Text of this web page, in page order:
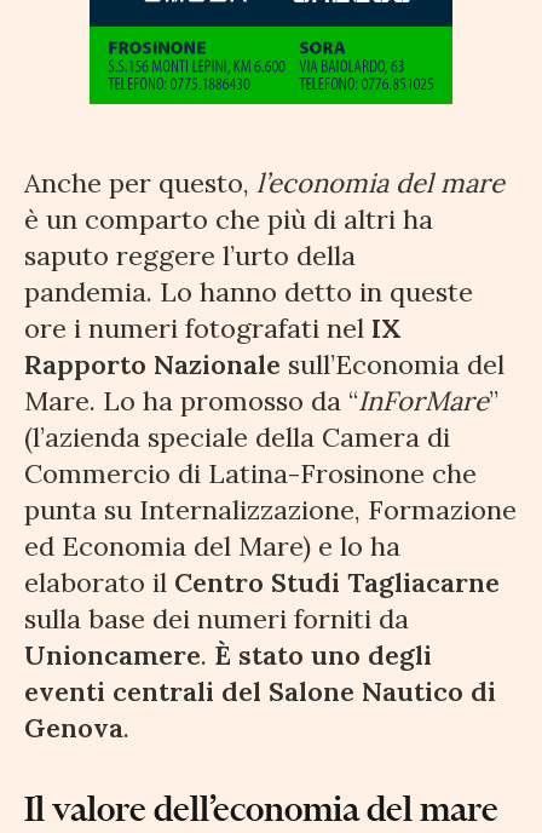
Anche per questo, l’economia del mare
è un comparto che più di altri ha
saputo reggere l’urto della
pandemia. Lo hanno detto in queste
ore i numeri fotografati nel IX
Rapporto Nazionale sull’Economia del
Mare. Lo ha promosso da “InForMare”
(l’azienda speciale della Camera di
Commercio di Latina-Frosinone che
punta su Internalizzazione, Formazione
ed Economia del Mare) e lo ha
elaborato il Centro Studi Tagliacarne
sulla base dei numeri forniti da
Unioncamere. È stato uno degli
eventi centrali del Salone Nautico di
Genova.
Il valore dell’economia del mare